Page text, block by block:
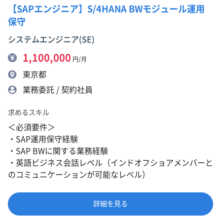
【SAPエンジニア】S/4HANA BWモジュール運用
保守
システムエンジニア(SE)
1,100,000 円/月
東京都
業務委託 / 契約社員
求めるスキル
＜必須要件＞
・SAP運用保守経験
・SAP BWに関する業務経験
・英語ビジネス会話レベル（インドオフショアメンバーと
のコミュニケーションが可能なレベル）
詳細を見る